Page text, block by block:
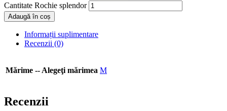
Cantitate Rochie splendor
Adaugă în coș
Informații suplimentare
Recenzii (0)
Mărime -- Alegeţi mărimea M
Recenzii